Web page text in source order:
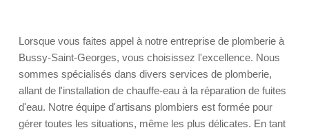
Lorsque vous faites appel à notre entreprise de plomberie à
Bussy-Saint-Georges, vous choisissez l'excellence. Nous
sommes spécialisés dans divers services de plomberie,
allant de l'installation de chauffe-eau à la réparation de fuites
d'eau. Notre équipe d'artisans plombiers est formée pour
gérer toutes les situations, même les plus délicates. En tant